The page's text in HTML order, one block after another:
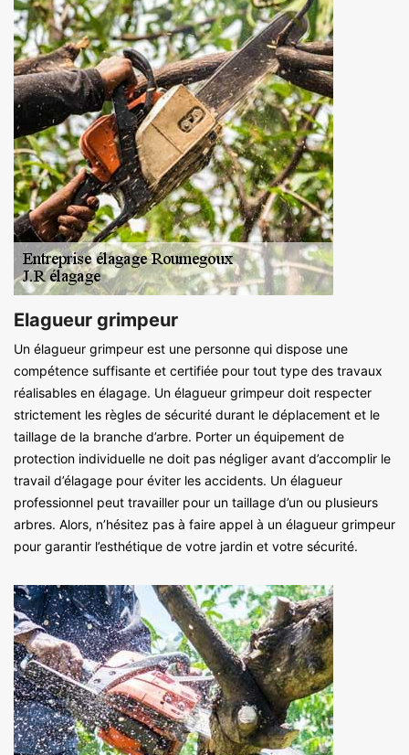
Elagueur grimpeur
Un élagueur grimpeur est une personne qui dispose une
compétence suffisante et certifiée pour tout type des travaux
réalisables en élagage. Un élagueur grimpeur doit respecter
strictement les règles de sécurité durant le déplacement et le
taillage de la branche d’arbre. Porter un équipement de
protection individuelle ne doit pas négliger avant d’accomplir le
travail d’élagage pour éviter les accidents. Un élagueur
professionnel peut travailler pour un taillage d’un ou plusieurs
arbres. Alors, n’hésitez pas à faire appel à un élagueur grimpeur
pour garantir l’esthétique de votre jardin et votre sécurité.